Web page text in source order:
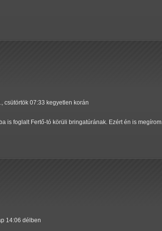
csütörtök 07:33 kegyetlen korán
is foglalt Fertő-tó körüli bringatúrának. Ezért én is megírom.
14:06 délben